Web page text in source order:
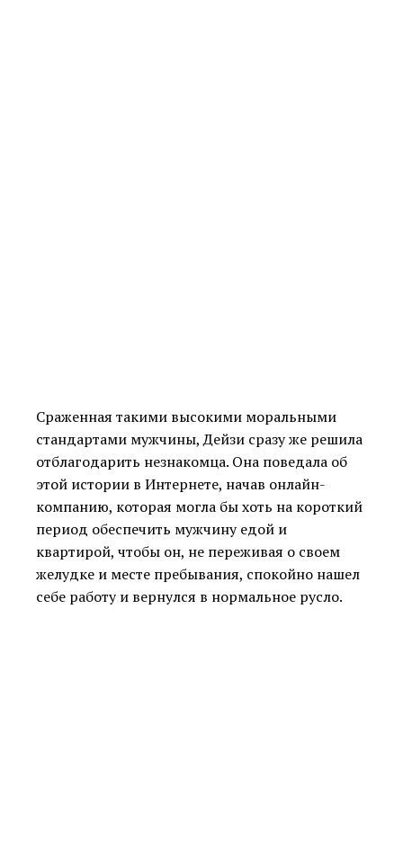
Сраженная такими высокими моральными
стандартами мужчины, Дейзи сразу же решила
отблагодарить незнакомца. Она поведала об
этой истории в Интернете, начав онлайн-
компанию, которая могла бы хоть на короткий
период обеспечить мужчину едой и
квартирой, чтобы он, не переживая о своем
желудке и месте пребывания, спокойно нашел
себе работу и вернулся в нормальное русло.